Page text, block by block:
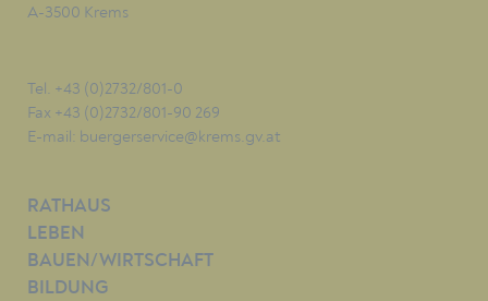
A-3500 Krems
Tel. +43 (0)2732/801-0
Fax +43 (0)2732/801-90 269
E-mail: buergerservice@krems.gv.at
RATHAUS
LEBEN
BAUEN/WIRTSCHAFT
BILDUNG